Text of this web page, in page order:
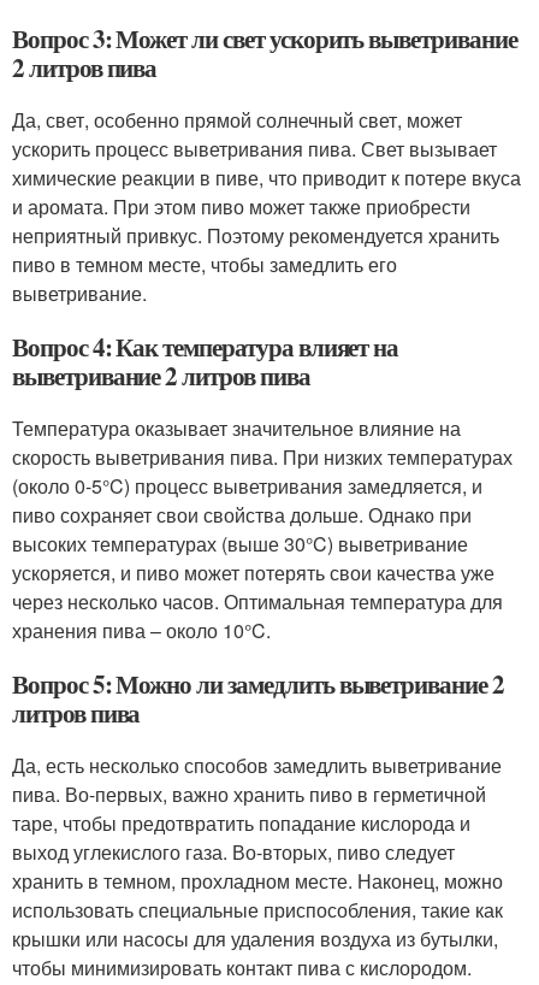
Вопрос 3: Может ли свет ускорить выветривание
2 литров пива
Да, свет, особенно прямой солнечный свет, может
ускорить процесс выветривания пива. Свет вызывает
химические реакции в пиве, что приводит к потере вкуса
и аромата. При этом пиво может также приобрести
неприятный привкус. Поэтому рекомендуется хранить
пиво в темном месте, чтобы замедлить его
выветривание.
Вопрос 4: Как температура влияет на
выветривание 2 литров пива
Температура оказывает значительное влияние на
скорость выветривания пива. При низких температурах
(около 0-5°C) процесс выветривания замедляется, и
пиво сохраняет свои свойства дольше. Однако при
высоких температурах (выше 30°C) выветривание
ускоряется, и пиво может потерять свои качества уже
через несколько часов. Оптимальная температура для
хранения пива – около 10°C.
Вопрос 5: Можно ли замедлить выветривание 2
литров пива
Да, есть несколько способов замедлить выветривание
пива. Во-первых, важно хранить пиво в герметичной
таре, чтобы предотвратить попадание кислорода и
выход углекислого газа. Во-вторых, пиво следует
хранить в темном, прохладном месте. Наконец, можно
использовать специальные приспособления, такие как
крышки или насосы для удаления воздуха из бутылки,
чтобы минимизировать контакт пива с кислородом.